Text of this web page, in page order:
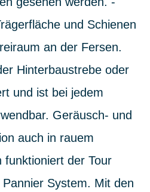
und Schienen
an der Fersen.
Hinterbaustrebe oder
und ist bei jedem
Geräusch- und
auch in rauem
funktioniert der Tour
System. Mit den